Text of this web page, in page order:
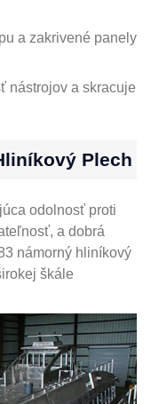
a zakrivené panely
nástrojov a skracuje
Plech
odolnosť proti
a dobrá
námorný hliníkový
škále